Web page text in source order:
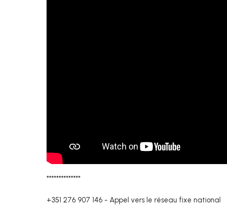
**************
+351 276 907 146 - Appel vers le réseau fixe national